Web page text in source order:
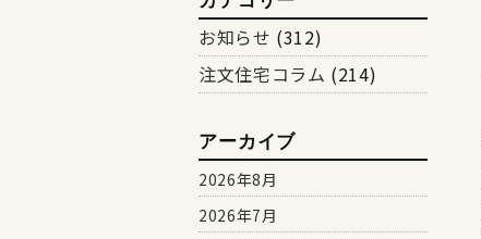
お知らせ (312)
注文住宅コラム (214)
アーカイブ
2026年8月
2026年7月